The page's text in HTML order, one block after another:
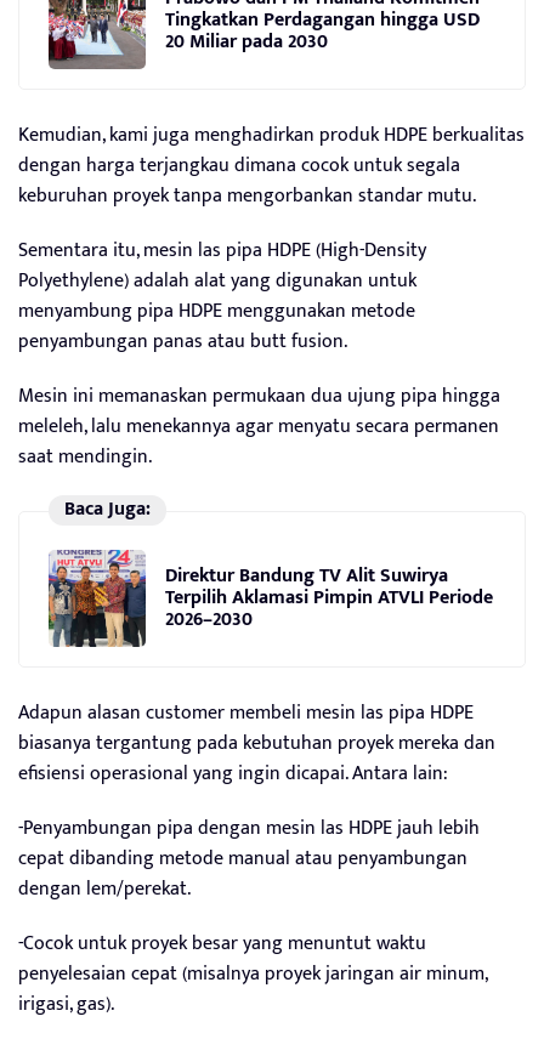
Tingkatkan Perdagangan hingga USD
20 Miliar pada 2030
Kemudian, kami juga menghadirkan produk HDPE berkualitas
dengan harga terjangkau dimana cocok untuk segala
keburuhan proyek tanpa mengorbankan standar mutu.
Sementara itu, mesin las pipa HDPE (High-Density
Polyethylene) adalah alat yang digunakan untuk
menyambung pipa HDPE menggunakan metode
penyambungan panas atau butt fusion.
Mesin ini memanaskan permukaan dua ujung pipa hingga
meleleh, lalu menekannya agar menyatu secara permanen
saat mendingin.
Baca Juga:
Direktur Bandung TV Alit Suwirya
Terpilih Aklamasi Pimpin ATVLI Periode
2026–2030
Adapun alasan customer membeli mesin las pipa HDPE
biasanya tergantung pada kebutuhan proyek mereka dan
efisiensi operasional yang ingin dicapai. Antara lain:
-Penyambungan pipa dengan mesin las HDPE jauh lebih
cepat dibanding metode manual atau penyambungan
dengan lem/perekat.
-Cocok untuk proyek besar yang menuntut waktu
penyelesaian cepat (misalnya proyek jaringan air minum,
irigasi, gas).